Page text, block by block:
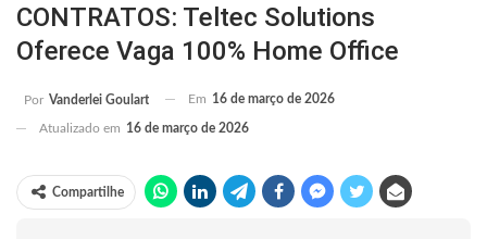
CONTRATOS: Teltec Solutions
Oferece Vaga 100% Home Office
Por Vanderlei Goulart Em 16 de março de 2026
Atualizado em 16 de março de 2026
Compartilhe